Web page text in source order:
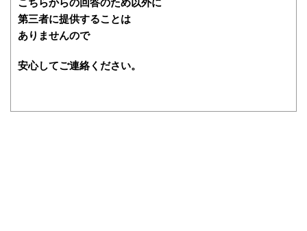
第三者に提供することは
ありませんので
安心してご連絡ください。